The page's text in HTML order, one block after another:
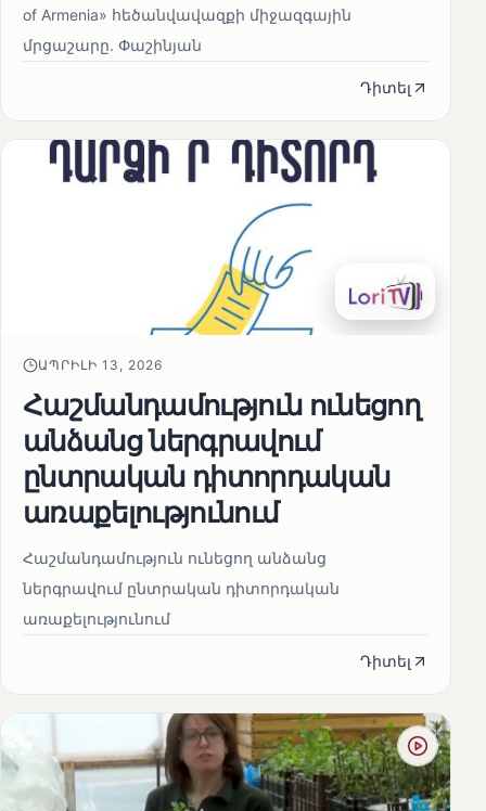
of Armenia» հեծանվավազքի միջազգային
մրցաշարը. Փաշինյան
Դիտել
ԱՊՐԻԼԻ 13, 2026
Հաշմանդամություն ունեցող
անձանց ներգրավում
ընտրական դիտորդական
առաքելությունում
Հաշմանդամություն ունեցող անձանց
ներգրավում ընտրական դիտորդական
առաքելությունում
Դիտել